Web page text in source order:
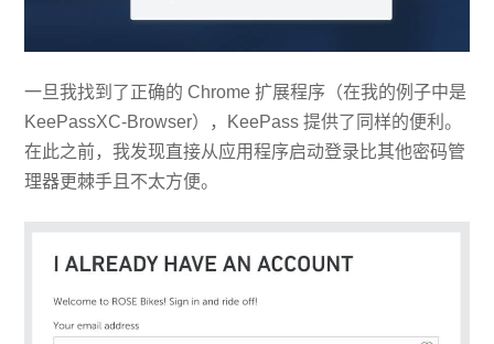
一旦我找到了正确的 Chrome 扩展程序（在我的例子中是
KeePassXC-Browser），KeePass 提供了同样的便利。
在此之前，我发现直接从应用程序启动登录比其他密码管
理器更棘手且不太方便。